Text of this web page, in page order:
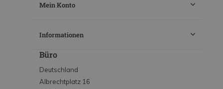
Mein Konto
Informationen
Büro
Deutschland
Albrechtplatz 16